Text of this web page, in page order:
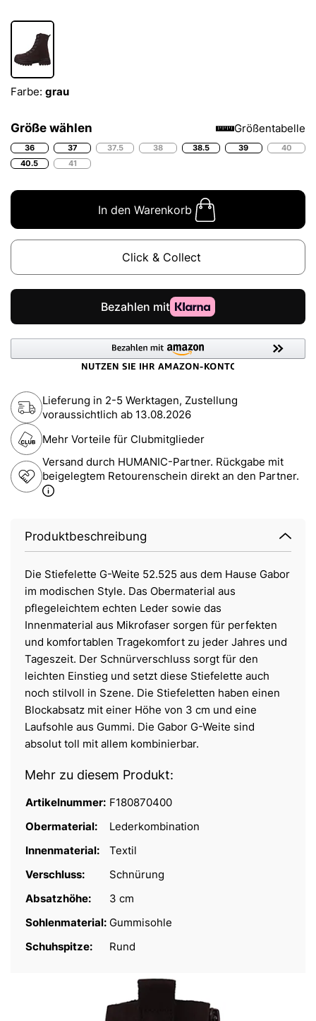
Farbe: grau
Größe wählen Größentabelle
36 37 37.5 38 38.5 39
40
40.5
41
In den Warenkorb
Click & Collect
Lieferung in 2-5 Werktagen, Zustellung
voraussichtlich ab 13.08.2026
Mehr Vorteile für Clubmitglieder
Versand durch HUMANIC-Partner. Rückgabe mit
beigelegtem Retourenschein direkt an den Partner.
Produktbeschreibung
Die Stiefelette G-Weite 52.525 aus dem Hause Gabor
im modischen Style. Das Obermaterial aus
pflegeleichtem echten Leder sowie das
Innenmaterial aus Mikrofaser sorgen für perfekten
und komfortablen Tragekomfort zu jeder Jahres und
Tageszeit. Der Schnürverschluss sorgt für den
leichten Einstieg und setzt diese Stiefelette auch
noch stilvoll in Szene. Die Stiefeletten haben einen
Blockabsatz mit einer Höhe von 3 cm und eine
Laufsohle aus Gummi. Die Gabor G-Weite sind
absolut toll mit allem kombinierbar.
Mehr zu diesem Produkt:
Artikelnummer: F180870400
Obermaterial:
Lederkombination
Innenmaterial:
Textil
Verschluss:
Schnürung
Absatzhöhe:
3 cm
Sohlenmaterial: Gummisohle
Schuhspitze:
Rund